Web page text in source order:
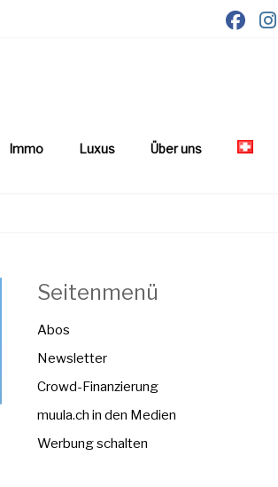
Immo Luxus Über uns
Seitenmenü
Abos
Newsletter
Crowd-Finanzierung
muula.ch in den Medien
Werbung schalten